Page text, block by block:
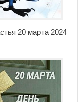
20 марта 2024